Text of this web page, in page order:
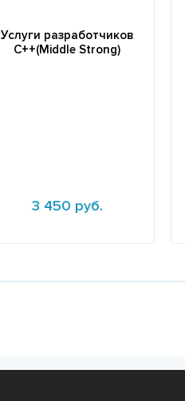
Услуги разработчиков
C++(Middle Strong)
3 450 руб.